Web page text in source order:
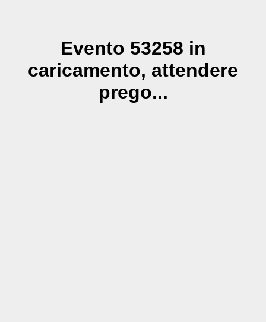
Evento 53258 in
caricamento, attendere
prego...